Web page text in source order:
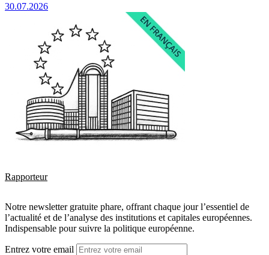
30.07.2026
Rapporteur
Notre newsletter gratuite phare, offrant chaque jour l’essentiel de
l’actualité et de l’analyse des institutions et capitales européennes.
Indispensable pour suivre la politique européenne.
Entrez votre email